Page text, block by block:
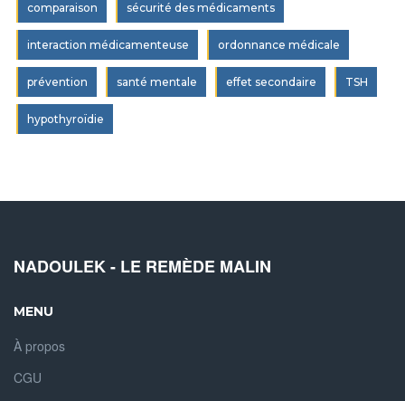
comparaison sécurité des médicaments
interaction médicamenteuse ordonnance médicale
prévention santé mentale effet secondaire TSH
hypothyroïdie
NADOULEK - LE REMÈDE MALIN
MENU
À propos
CGU